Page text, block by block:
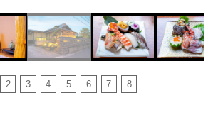
2 3 4 5 6 7 8